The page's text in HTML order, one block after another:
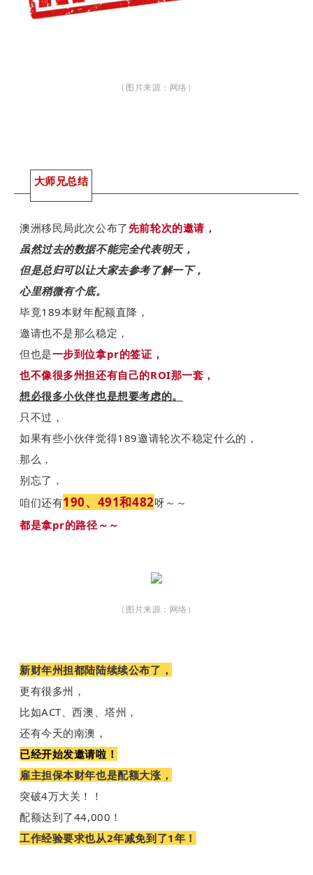
（图片来源：网络）
大师兄总结
澳洲移民局此次公布了先前轮次的邀请，
虽然过去的数据不能完全代表明天，
但是总归可以让大家去参考了解一下，
心里稍微有个底。
毕竟189本财年配额直降，
邀请也不是那么稳定，
但也是一步到位拿pr的签证，
也不像很多州担还有自己的ROI那一套，
想必很多小伙伴也是想要考虑的。
只不过，
如果有些小伙伴觉得189邀请轮次不稳定什么的，
那么，
别忘了，
咱们还有190、491和482呀～～
都是拿pr的路径～～
（图片来源：网络）
新财年州担都陆陆续续公布了，
更有很多州，
比如ACT、西澳、塔州，
还有今天的南澳，
已经开始发邀请啦！
雇主担保本财年也是配额大涨，
突破4万大关！！
配额达到了44,000！
工作经验要求也从2年减免到了1年！